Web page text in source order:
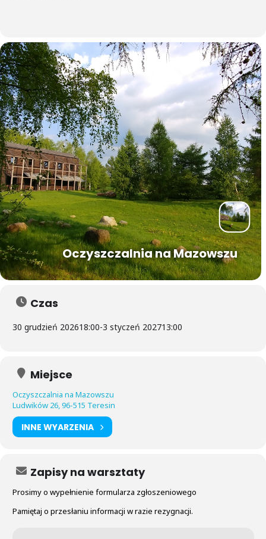
Oczyszczalnia na Mazowszu
Czas
30 grudzień 202618:00-3 styczeń 202713:00
Miejsce
Oczyszczalnia na Mazowszu
Ludwików 26, 96-515 Teresin
INNE WYARZENIA
Zapisy na warsztaty
Prosimy o wypełnienie formularza zgłoszeniowego
Pamiętaj o przesłaniu informacji w razie rezygnacji.